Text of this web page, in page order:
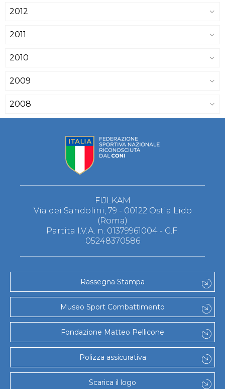
2012
2011
2010
2009
2008
FIJLKAM
Via dei Sandolini, 79 - 00122 Ostia Lido
(Roma)
Partita I.V.A. n. 01379961004 - C.F.
05248370586
Rassegna Stampa
Museo Sport Combattimento
Fondazione Matteo Pellicone
Polizza assicurativa
Scarica il logo